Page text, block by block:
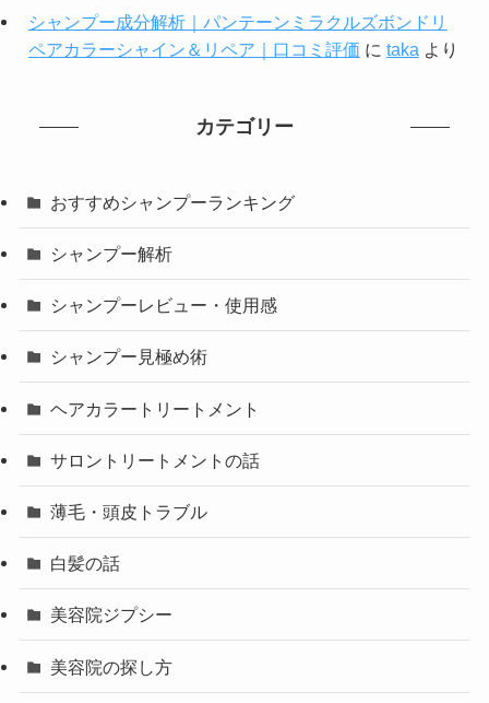
シャンプー成分解析｜パンテーンミラクルズボンドリ
ペアカラーシャイン＆リペア｜口コミ評価 に taka より
カテゴリー
おすすめシャンプーランキング
シャンプー解析
シャンプーレビュー・使用感
シャンプー見極め術
ヘアカラートリートメント
サロントリートメントの話
薄毛・頭皮トラブル
白髪の話
美容院ジプシー
美容院の探し方